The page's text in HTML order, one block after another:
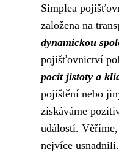
Simplea
založena na
dynamickou
pojišťovnictví
pocit jistoty a
pojištění nebo
získáváme
událostí.
nejvíce usnadnili.